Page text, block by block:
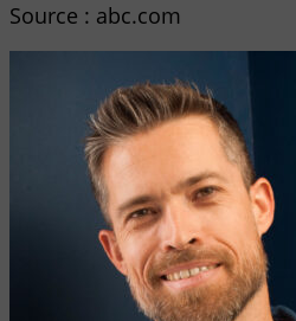
Source : abc.com